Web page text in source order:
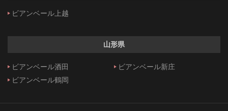
ビアンベール上越
山形県
ビアンベール酒田
ビアンベール新庄
ビアンベール鶴岡